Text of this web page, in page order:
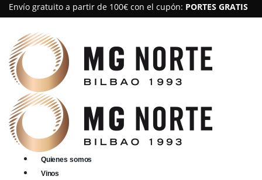
Envío gratuito a partir de 100€ con el cupón: PORTES GRATIS
Quienes somos
Vinos